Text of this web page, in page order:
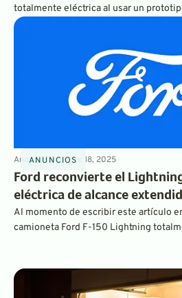
totalmente eléctrica al usar un
de libras! Lee el anuncio oficial de Ford
ANUNCIOS
Anuncios5minDec 18, 2025
Ford reconvierte el
eléctrica de alcance
Al momento de escribir este artículo
camioneta Ford F-150 Lightning
eléctrica de rango extendido llamada